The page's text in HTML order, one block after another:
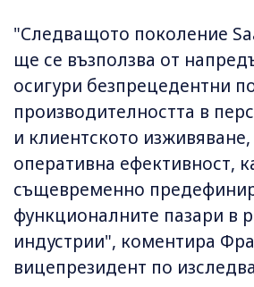
"Следващото поколение
ще се възползва от
осигури безпрецедентни
производителността в
и клиентското
оперативна ефективност,
същевременно
функционалните пазари в
индустрии", коментира
вицепрезидент по